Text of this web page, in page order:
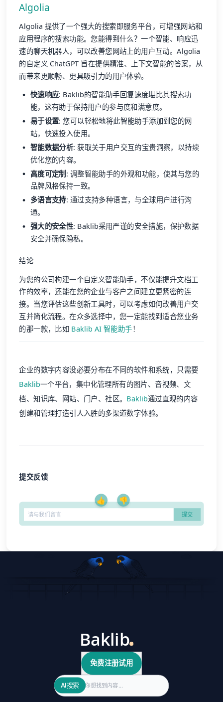
Algolia
Algolia 提供了一个强大的搜索即服务平台，可增强网站和
应用程序的搜索功能。您能得到什么？一个智能、响应迅
速的聊天机器人，可以改善您网站上的用户互动。Algolia
的自定义 ChatGPT 旨在提供精准、上下文智能的答案，从
而带来更顺畅、更具吸引力的用户体验。
快速响应: Baklib的智能助手回复速度堪比其搜索功
能，这有助于保持用户的参与度和满意度。
易于设置: 您可以轻松地将此智能助手添加到您的网
站，快速投入使用。
智能数据分析: 获取关于用户交互的宝贵洞察，以持续
优化您的内容。
高度可定制 : 调整智能助手的外观和功能，使其与您的
品牌风格保持一致。
多语言支持: 通过支持多种语言，与全球用户进行沟
通。
强大的安全性: Baklib采用严谨的安全措施，保护数据
安全并确保隐私。
结论
为您的公司构建一个自定义智能助手，不仅能提升文档工
作的效率，还能在您的企业与客户之间建立更紧密的连
接。当您评估这些创新工具时，可以考虑如何改善用户交
互并简化流程。在众多选择中，您一定能找到适合您业务
的那一款，比如 Baklib AI 智能助手！
企业的数字内容没必要分布在不同的软件和系统，只需要
Baklib一个平台，集中化管理所有的图片、音视频、文
档、知识库、网站、门户、社区。 Baklib通过直观的内容
创建和管理打造引人入胜的多渠道数字体验。
提交反馈
👍 👎
免费注册试用
Search
AI搜索